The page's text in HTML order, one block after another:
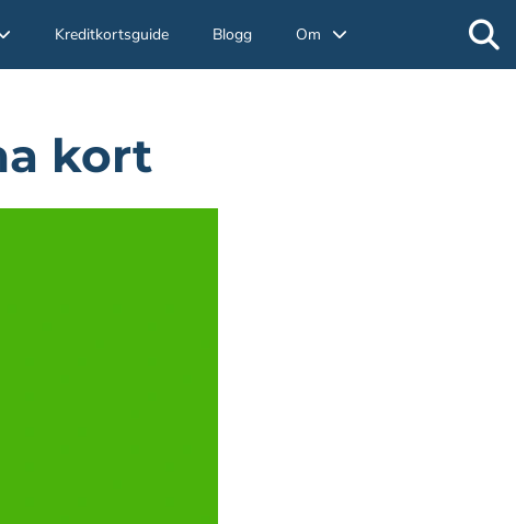
Kreditkortsguide Blogg Om
kort